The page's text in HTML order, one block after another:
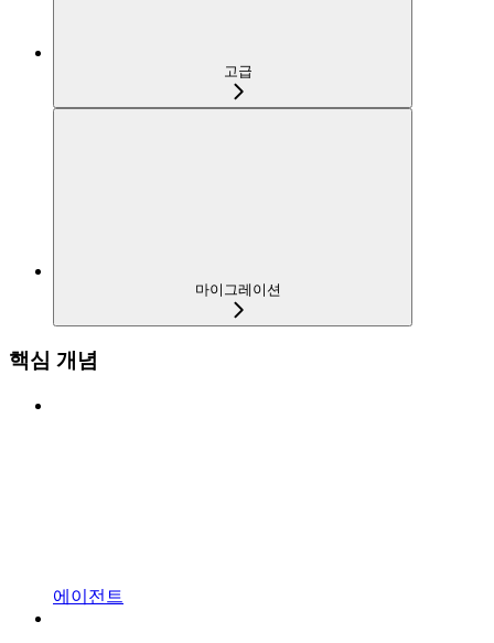
고급
마이그레이션
핵심 개념
에이전트